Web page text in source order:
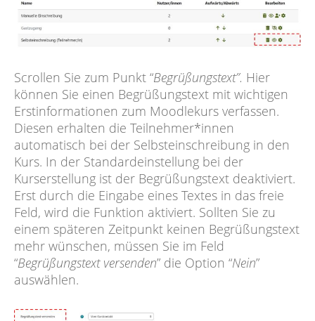
Scrollen Sie zum Punkt “Begrüßungstext”. Hier
können Sie einen Begrüßungstext mit wichtigen
Erstinformationen zum Moodlekurs verfassen.
Diesen erhalten die Teilnehmer*innen
automatisch bei der Selbsteinschreibung in den
Kurs. In der Standardeinstellung bei der
Kurserstellung ist der Begrüßungstext deaktiviert.
Erst durch die Eingabe eines Textes in das freie
Feld, wird die Funktion aktiviert. Sollten Sie zu
einem späteren Zeitpunkt keinen Begrüßungstext
mehr wünschen, müssen Sie im Feld
“Begrüßungstext versenden” die Option “Nein”
auswählen.